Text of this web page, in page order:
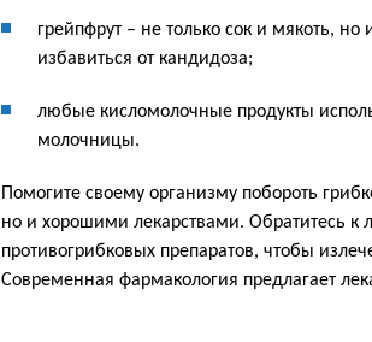
грейпфрут – не только сок и мякоть,
избавиться от кандидоза;
любые кисломолочные продукты
молочницы.
Помогите своему организму побороть
но и хорошими лекарствами. Обратитесь к
противогрибковых препаратов, чтобы
Современная фармакология предлагает